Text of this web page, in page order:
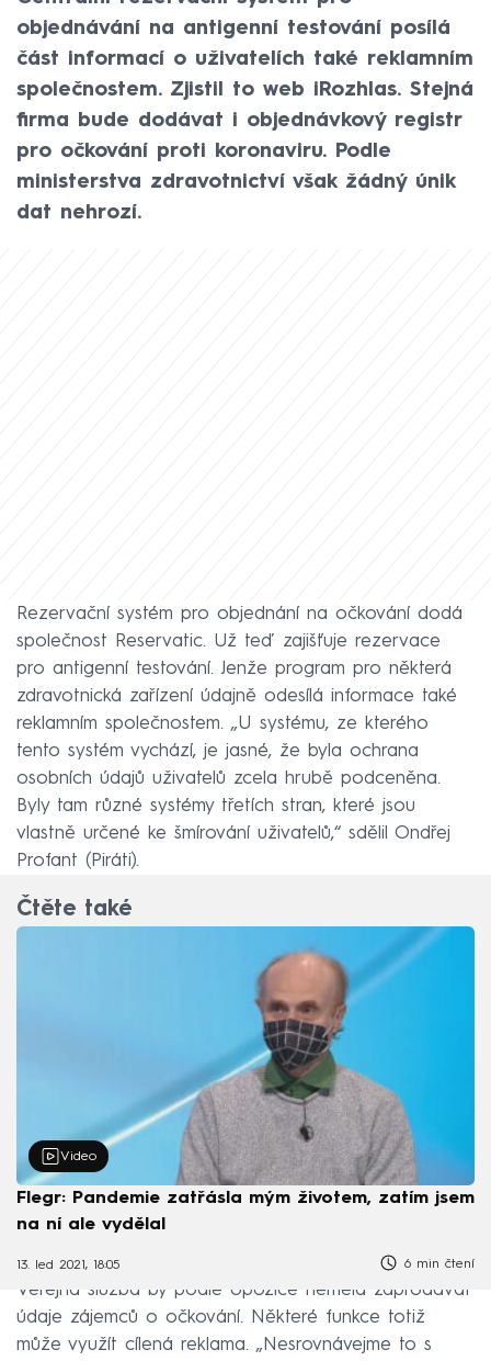
objednávání na antigenní testování posílá
část informací o uživatelích také reklamním
společnostem. Zjistil to web iRozhlas. Stejná
firma bude dodávat i objednávkový registr
pro očkování proti koronaviru. Podle
ministerstva zdravotnictví však žádný únik
dat nehrozí.
Rezervační systém pro objednání na očkování dodá
společnost Reservatic. Už teď zajišťuje rezervace
pro antigenní testování. Jenže program pro některá
zdravotnická zařízení údajně odesílá informace také
reklamním společnostem. „U systému, ze kterého
tento systém vychází, je jasné, že byla ochrana
osobních údajů uživatelů zcela hrubě podceněna.
Byly tam různé systémy třetích stran, které jsou
vlastně určené ke šmírování uživatelů,“ sdělil Ondřej
Profant (Piráti).
Čtěte také
Video
Flegr: Pandemie zatřásla mým životem, zatím jsem
na ní ale vydělal
13. led 2021, 18:05 6 min čtení
Veřejná služba by podle opozice neměla zaprodávat
údaje zájemců o očkování. Některé funkce totiž
může využít cílená reklama. „Nesrovnávejme to s